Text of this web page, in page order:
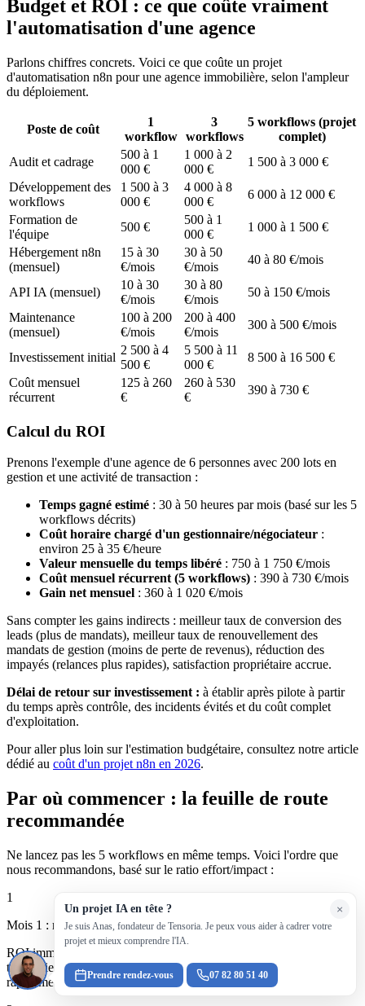
Budget et ROI : ce que coûte vraiment
l'automatisation d'une agence
Parlons chiffres concrets. Voici ce que coûte un projet
d'automatisation n8n pour une agence immobilière, selon l'ampleur
du déploiement.
Poste de coût
1
workflow
3
workflows
5 workflows (projet
complet)
Audit et cadrage
500 à 1
000 €
1 000 à 2
000 €
1 500 à 3 000 €
Développement des
workflows
1 500 à 3
000 €
4 000 à 8
000 €
6 000 à 12 000 €
Formation de
l'équipe
500 €
500 à 1
000 €
1 000 à 1 500 €
Hébergement n8n
(mensuel)
15 à 30
€/mois
30 à 50
€/mois
40 à 80 €/mois
API IA (mensuel)
10 à 30
€/mois
30 à 80
€/mois
50 à 150 €/mois
Maintenance
(mensuel)
100 à 200
€/mois
200 à 400
€/mois
300 à 500 €/mois
Investissement initial
2 500 à 4
500 €
5 500 à 11
000 €
8 500 à 16 500 €
Coût mensuel
récurrent
125 à 260
€
260 à 530
€
390 à 730 €
Calcul du ROI
Prenons l'exemple d'une agence de 6 personnes avec 200 lots en
gestion et une activité de transaction :
Temps gagné estimé : 30 à 50 heures par mois (basé sur les 5
workflows décrits)
Coût horaire chargé d'un gestionnaire/négociateur :
environ 25 à 35 €/heure
Valeur mensuelle du temps libéré : 750 à 1 750 €/mois
Coût mensuel récurrent (5 workflows) : 390 à 730 €/mois
Gain net mensuel : 360 à 1 020 €/mois
Sans compter les gains indirects : meilleur taux de conversion des
leads (plus de mandats), meilleur taux de renouvellement des
mandats de gestion (moins de perte de revenus), réduction des
impayés (relances plus rapides), satisfaction propriétaire accrue.
Délai de retour sur investissement : à établir après pilote à partir
du temps après contrôle, des incidents évités et du coût complet
d'exploitation.
Pour aller plus loin sur l'estimation budgétaire, consultez notre article
dédié au coût d'un projet n8n en 2026.
Par où commencer : la feuille de route
recommandée
Ne lancez pas les 5 workflows en même temps. Voici l'ordre que
nous recommandons, basé sur le ratio effort/impact :
1
Mois 1 : relances locataires (impayés + quittances)
ROI immédiat, peu de dépendance à l'IA, impact direct sur la
trésorerie des propriétaires. C'est le workflow qui convainc le plus
rapidement l'équipe et les propriétaires.
×
Un projet IA en tête ?
Je suis Anas, fondateur de Tensoria. Je peux vous aider à cadrer votre
projet et mieux comprendre l'IA.
Prendre rendez-vous 07 82 80 51 40